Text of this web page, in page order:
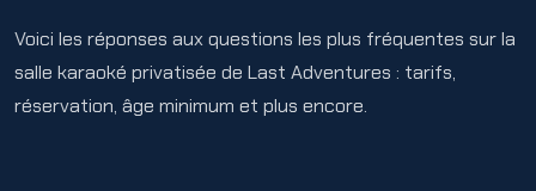
Voici les réponses aux questions les plus fréquentes sur la
salle karaoké privatisée de Last Adventures : tarifs,
réservation, âge minimum et plus encore.